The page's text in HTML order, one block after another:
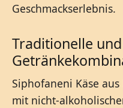
Geschmackserlebnis.
Traditionelle
Siphofaneni Käse
mit nicht-